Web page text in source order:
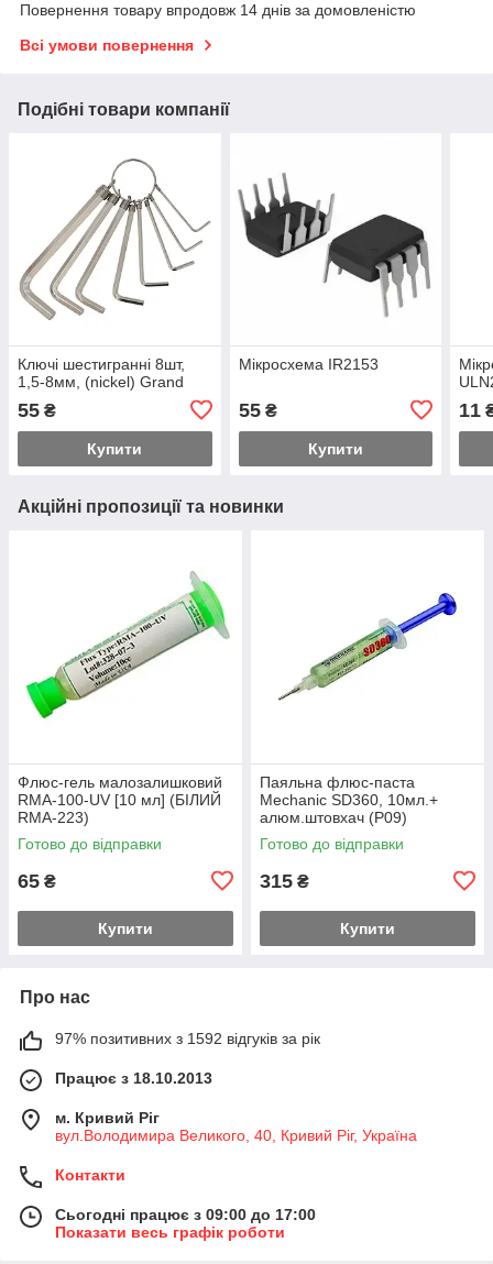
Повернення товару впродовж 14 днів за домовленістю
Всі умови повернення
Подібні товари компанії
Ключі шестигранні 8шт,
1,5-8мм, (nickel) Grand
55 ₴
Купити
Мікросхема IR2153
55₴
Купити
11
Акційні пропозиції та новинки
Флюс-гель малозалишковий
RMA-100-UV [10 мл] (БІЛИЙ
RMA-223)
Готово до відправки
65 ₴
Купити
Паяльна флюс-паста
Mechanic SD360, 10мл.+
алюм.штовхач (Р09)
Готово до відправки
315 ₴
Купити
Про нас
97% позитивних з 1592 відгуків за рік
Працює з 18.10.2013
м. Кривий Ріг
вул.Володимира Великого, 40, Кривий Ріг, Україна
Контакти
Сьогодні працює з 09:00 до 17:00
Показати весь графік роботи